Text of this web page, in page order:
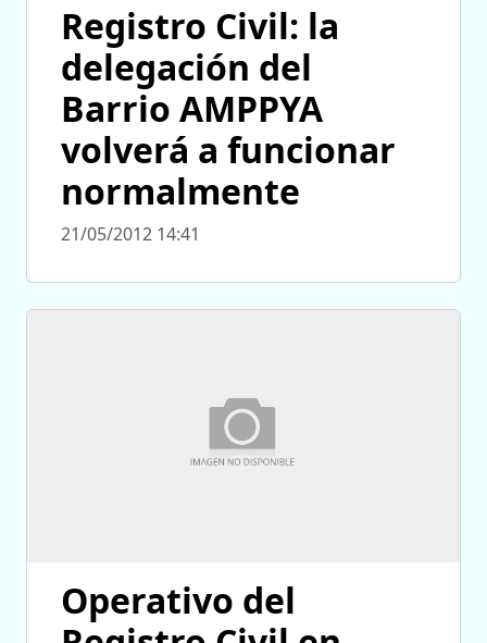
Registro Civil: la
delegación del
Barrio AMPPYA
volverá a funcionar
normalmente
21/05/2012 14:41
Operativo del